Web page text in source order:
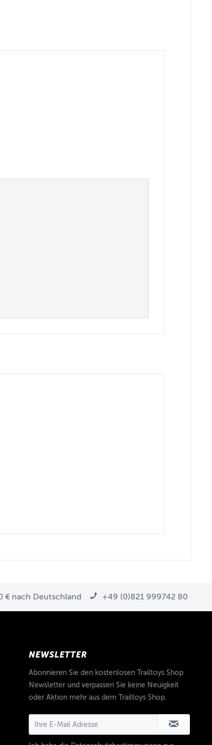
€ nach Deutschland +49 (0)821 999742 80
NEWSLETTER
Abonnieren Sie den kostenlosen Trailtoys Shop
Newsletter und verpassen Sie keine Neuigkeit
oder Aktion mehr aus dem Trailtoys Shop.